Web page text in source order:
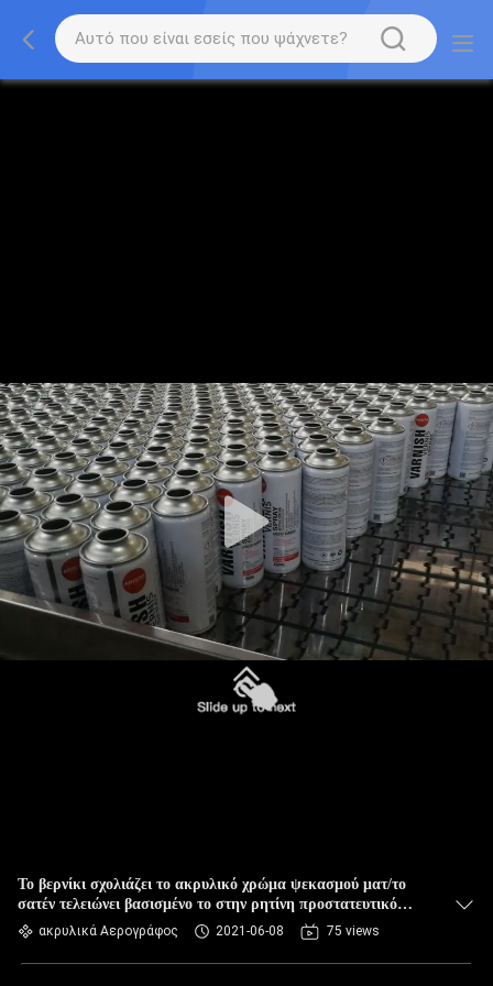
Το βερνίκι σχολιάζει το ακρυλικό χρώμα ψεκασμού ματ/το
σατέν τελειώνει βασισμένο το στην ρητίνη προστατευτικό
επίστρωμα
ακρυλικά Αερογράφος 2021-06-08 75 views